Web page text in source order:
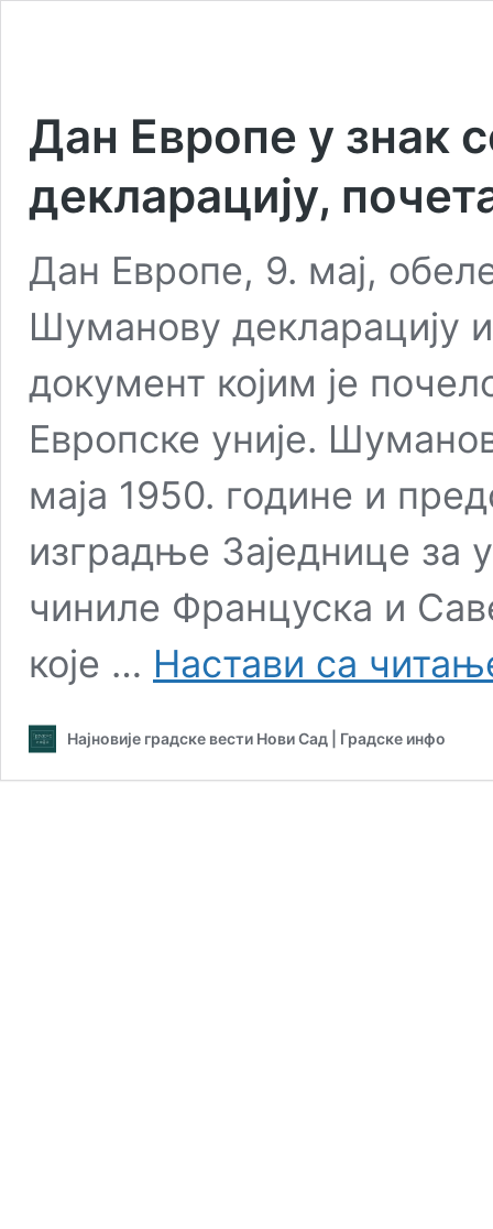
Дан Европе у знак
декларацију,
Дан Европе, 9. мај,
Шуманову декларацију
документ којим је
Европске уније.
маја 1950. године и
изградње Заједнице за
чиниле Француска и
које … Настави са
Најновије градске вести Нови Сад | Градске инфо